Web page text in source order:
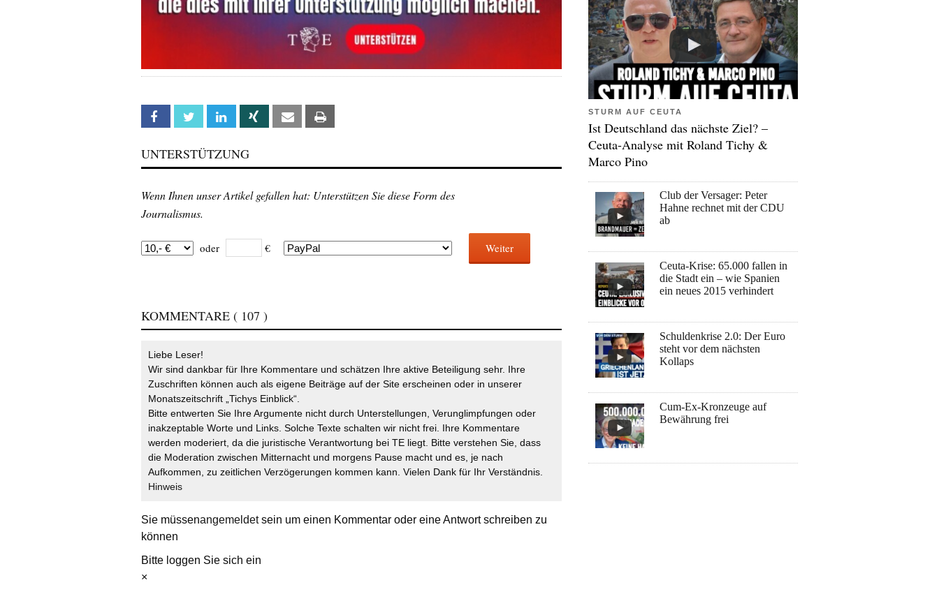
Facebook Twitter Linkedin Xing Email
UNTERSTÜTZUNG
Wenn Ihnen unser Artikel gefallen hat: Unterstützen Sie diese Form des
Journalismus.
oder € Weiter
KOMMENTARE ( 107 )
Liebe Leser!
Wir sind dankbar für Ihre Kommentare und schätzen Ihre aktive Beteiligung sehr. Ihre
Zuschriften können auch als eigene Beiträge auf der Site erscheinen oder in unserer
Monatszeitschrift „Tichys Einblick“.
Bitte entwerten Sie Ihre Argumente nicht durch Unterstellungen, Verunglimpfungen oder
inakzeptable Worte und Links. Solche Texte schalten wir nicht frei. Ihre Kommentare
werden moderiert, da die juristische Verantwortung bei TE liegt. Bitte verstehen Sie, dass
die Moderation zwischen Mitternacht und morgens Pause macht und es, je nach
Aufkommen, zu zeitlichen Verzögerungen kommen kann. Vielen Dank für Ihr Verständnis.
Hinweis
Sie müssenangemeldetsein um einen Kommentar oder eine Antwort schreiben zu
können
Bitte loggen Sie sich ein
×
STURM AUF CEUTA
Ist Deutschland das nächste Ziel? –
Ceuta-Analyse mit Roland Tichy &
Marco Pino
Club der Versager: Peter
Hahne rechnet mit der CDU
ab
Ceuta-Krise: 65.000 fallen in
die Stadt ein – wie Spanien
ein neues 2015 verhindert
Schuldenkrise 2.0: Der Euro
steht vor dem nächsten
Kollaps
Cum-Ex-Kronzeuge auf
Bewährung frei